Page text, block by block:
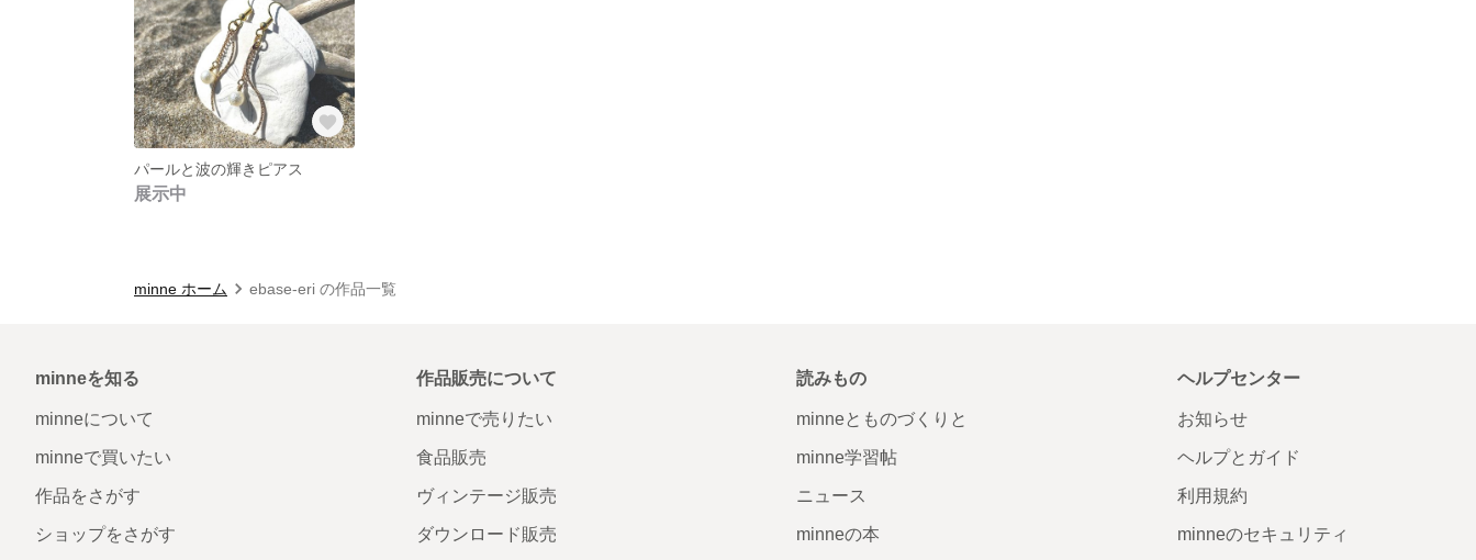
パールと波の輝きピアス
展示中
minne ホーム ebase-eri の作品一覧
minneを知る
minneについて
minneで買いたい
作品をさがす
ショップをさがす
作品販売について
minneで売りたい
食品販売
ヴィンテージ販売
ダウンロード販売
読みもの
minneとものづくりと
minne学習帖
ニュース
minneの本
ヘルプセンター
お知らせ
ヘルプとガイド
利用規約
minneのセキュリティ